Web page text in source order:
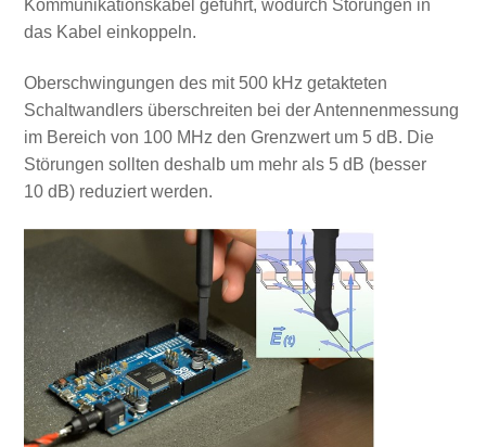
Kommunikationskabel geführt, wodurch Störungen in
das Kabel einkoppeln.
Oberschwingungen des mit 500 kHz getakteten
Schaltwandlers überschreiten bei der Antennenmessung
im Bereich von 100 MHz den Grenzwert um 5 dB. Die
Störungen sollten deshalb um mehr als 5 dB (besser
10 dB) reduziert werden.